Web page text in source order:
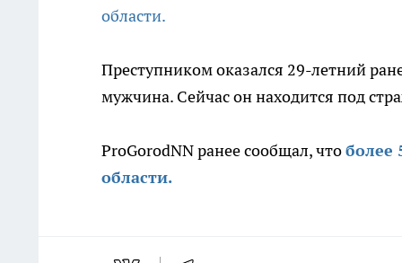
области.
Преступником оказался 29-летний
мужчина. Сейчас он находится под
ProGorodNN ранее сообщал, чтоболее
области.